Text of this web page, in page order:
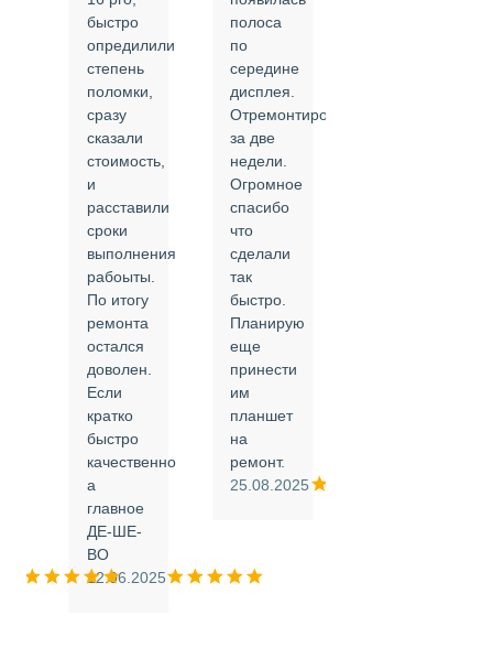
быстро
опредилили
степень
поломки,
сразу
сказали
стоимость,
и
расставили
сроки
выполнения
рабоыты.
По итогу
ремонта
остался
доволен.
Если
кратко
быстро
качественно
а
главное
ДЕ-ШЕ-
ВО
12.06.2025
полоса
по
середине
дисплея.
Отремонтировали
за две
недели.
Огромное
спасибо
что
сделали
так
быстро.
Планирую
еще
принести
им
планшет
на
ремонт.
25.08.2025